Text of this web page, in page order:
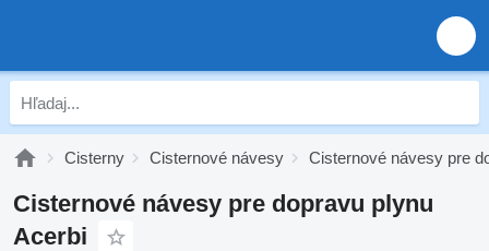
Cisterny Cisternové návesy Cisternové návesy pre
Cisternové návesy pre dopravu plynu
Acerbi